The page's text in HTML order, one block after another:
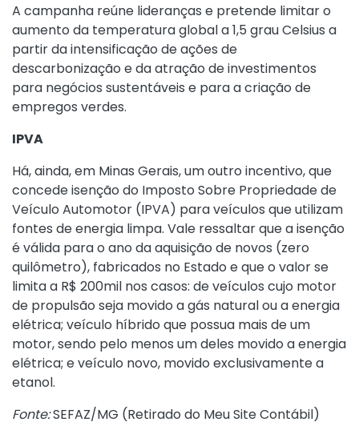
A campanha reúne lideranças e pretende limitar o
aumento da temperatura global a 1,5 grau Celsius a
partir da intensificação de ações de
descarbonização e da atração de investimentos
para negócios sustentáveis e para a criação de
empregos verdes.
IPVA
Há, ainda, em Minas Gerais, um outro incentivo, que
concede isenção do Imposto Sobre Propriedade de
Veículo Automotor (IPVA) para veículos que utilizam
fontes de energia limpa. Vale ressaltar que a isenção
é válida para o ano da aquisição de novos (zero
quilômetro), fabricados no Estado e que o valor se
limita a R$ 200mil nos casos: de veículos cujo motor
de propulsão seja movido a gás natural ou a energia
elétrica; veículo híbrido que possua mais de um
motor, sendo pelo menos um deles movido a energia
elétrica; e veículo novo, movido exclusivamente a
etanol.
Fonte:SEFAZ/MG (Retirado do Meu Site Contábil)